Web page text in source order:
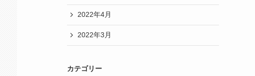
2022年4月
2022年3月
カテゴリー